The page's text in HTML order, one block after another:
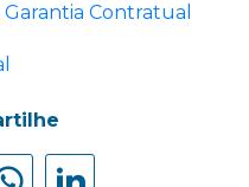
Contratual